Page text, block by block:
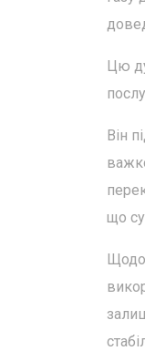
Цю
Він
що
Щодо